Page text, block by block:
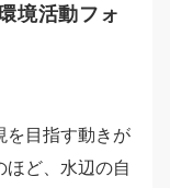
境活動フォ
を目指す動きが
ど、水辺の自